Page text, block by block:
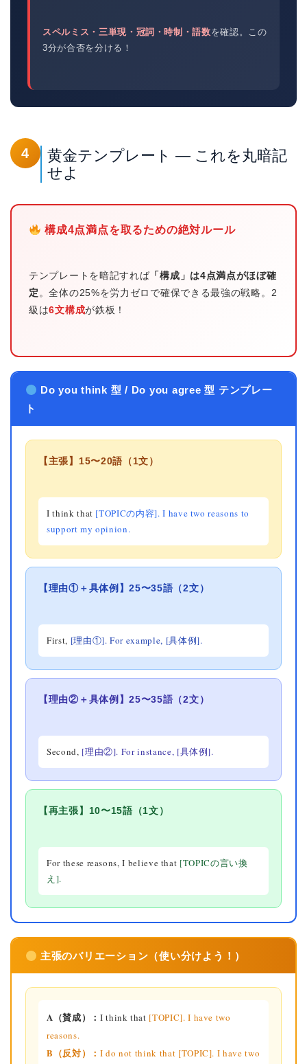
スペルミス・三単現・冠詞・時制・語数を確認。この
3分が合否を分ける！
4
黄金テンプレート — これを丸暗記
せよ
構成4点満点を取るための絶対ルール
テンプレートを暗記すれば 「構成」は4点満点がほぼ確
定 。全体の25%を労力ゼロで確保できる最強の戦略。2
級は6文構成が鉄板！
Do you think 型 / Do you agree 型 テンプレー
ト
【主張】15〜20語（1文）
I think that [TOPICの内容]. I have two reasons to
support my opinion.
【理由①＋具体例】25〜35語（2文）
First, [理由①]. For example, [具体例].
【理由②＋具体例】25〜35語（2文）
Second, [理由②]. For instance, [具体例].
【再主張】10〜15語（1文）
For these reasons, I believe that [TOPICの言い換
え].
主張のバリエーション（使い分けよう！）
A（賛成）： I think that [TOPIC]. I have two
reasons.
B（反対）： I do not think that [TOPIC]. I have two